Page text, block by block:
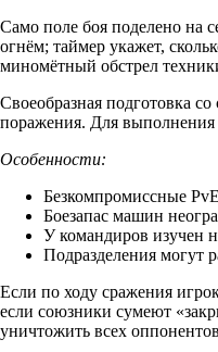
Само поле боя поделено на
огнём; таймер укажет,
миномётный обстрел
Своеобразная подготовка
поражения. Для выполнения
Особенности:
Безкомпромиссные
Боезапас машин
У командиров изучен
Подразделения могут
Если по ходу сражения
если союзники сумеют
уничтожить всех